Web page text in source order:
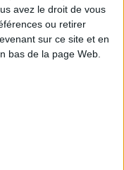
avez le droit de vous
ou retirer
sur ce site et en
bas de la page Web.
SE TARTINER